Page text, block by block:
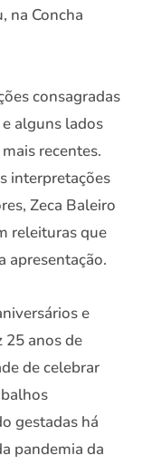
na Concha
consagradas
alguns lados
recentes.
interpretações
Zeca Baleiro
releituras que
apresentação.
e
25 anos de
de celebrar
gestadas há
pandemia da